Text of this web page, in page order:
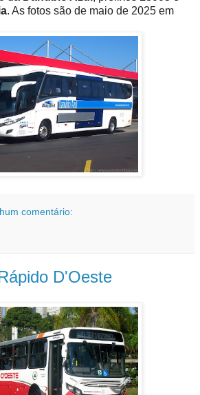
. As fotos são de maio de 2025 em
comentário:
D'Oeste